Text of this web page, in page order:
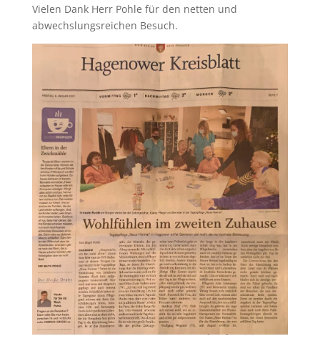
Vielen Dank Herr Pohle für den netten und
abwechslungsreichen Besuch.